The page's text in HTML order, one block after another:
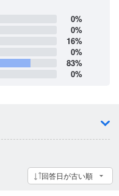
0%
0%
16%
0%
83%
0%
回答日が古い順